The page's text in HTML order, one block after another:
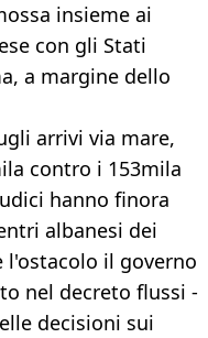
insieme ai
con gli Stati
a margine dello
arrivi via mare,
contro i 153mila
hanno finora
albanesi dei
l'ostacolo il governo
nel decreto flussi -
decisioni sui